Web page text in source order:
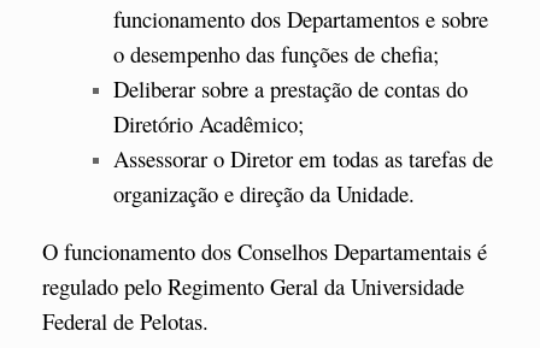
funcionamento dos Departamentos e sobre
o desempenho das funções de chefia;
Deliberar sobre a prestação de contas do
Diretório Acadêmico;
Assessorar o Diretor em todas as tarefas de
organização e direção da Unidade.
O funcionamento dos Conselhos Departamentais é
regulado pelo Regimento Geral da Universidade
Federal de Pelotas.